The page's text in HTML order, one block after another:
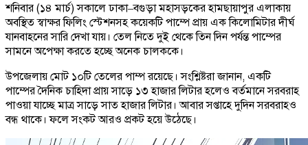
শনিবার (১৪ মার্চ) সকালে ঢাকা–বগুড়া মহাসড়কের হামছায়াপুর এলাকায়
অবস্থিত স্বাক্ষর ফিলিং স্টেশনসহ কয়েকটি পাম্পে প্রায় এক কিলোমিটার দীর্ঘ
যানবাহনের সারি দেখা যায়। তেল নিতে দুই থেকে তিন দিন পর্যন্ত পাম্পের
সামনে অপেক্ষা করতে হচ্ছে অনেক চালককে।
উপজেলায় মোট ১০টি তেলের পাম্প রয়েছে। সংশ্লিষ্টরা জানান, একটি
পাম্পের দৈনিক চাহিদা প্রায় সাড়ে ১৩ হাজার লিটার হলেও বর্তমানে সরবরাহ
পাওয়া যাচ্ছে মাত্র সাড়ে সাত হাজার লিটার। আবার সপ্তাহে দুদিন সরবরাহও
বন্ধ থাকে। ফলে সংকট আরও প্রকট হয়ে উঠেছে।